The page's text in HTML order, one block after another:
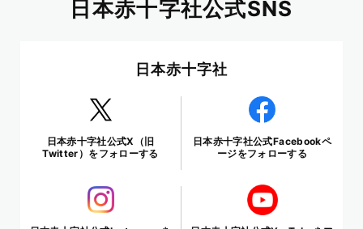
日本赤十字社公式SNS
日本赤十字社
日本赤十字社公式X（旧
Twitter）をフォローする
日本赤十字社公式Facebookペ
ージをフォローする